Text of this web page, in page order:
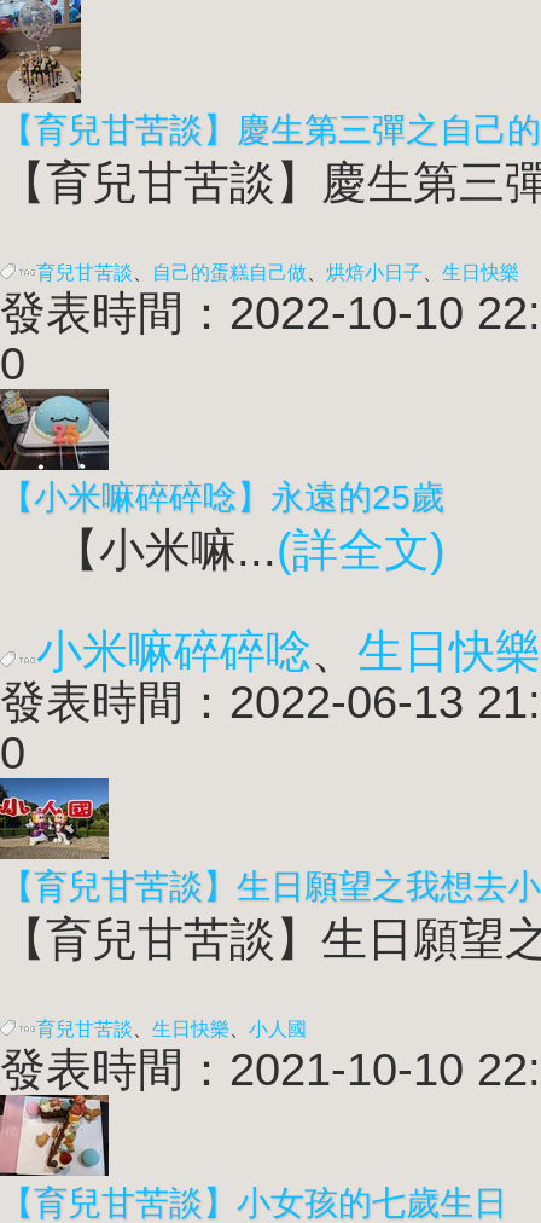
【育兒甘苦談】慶生第三彈之自己
【育兒甘苦談】慶生第三
育兒甘苦談 自己的蛋糕自己做 烘焙小日子 生日快樂
發表時間：2022-10-10
0
【小米嘛碎碎唸】永遠的25歲
【小米嘛...(詳全文)
小米嘛碎碎唸、 生日快樂
發表時間：2022-06-13
0
【育兒甘苦談】生日願望之我想去
【育兒甘苦談】生日願望
育兒甘苦談 生日快樂 小人國
發表時間：2021-10-10
【育兒甘苦談】小女孩的七歲生日